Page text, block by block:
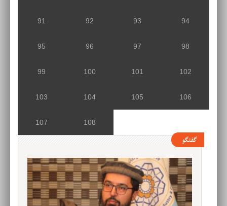
91 92 93 94
95 96 97 98
99 100 101 102
103 104 105 106
107 108
گفتگو